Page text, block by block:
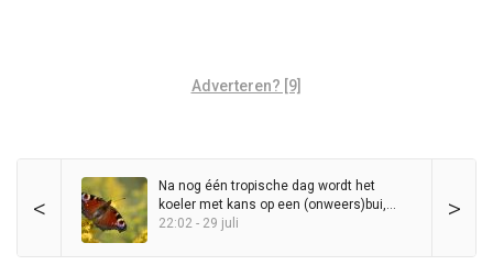
Adverteren? [9]
< >
Na nog één tropische dag wordt het
koeler met kans op een (onweers)bui,
maar zomer blijft in het zadel
22:02 - 29 juli